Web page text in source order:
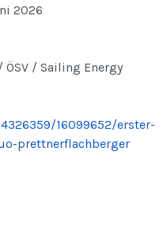
2026
/ Sailing Energy
16099652/erster-
prettnerflachberger